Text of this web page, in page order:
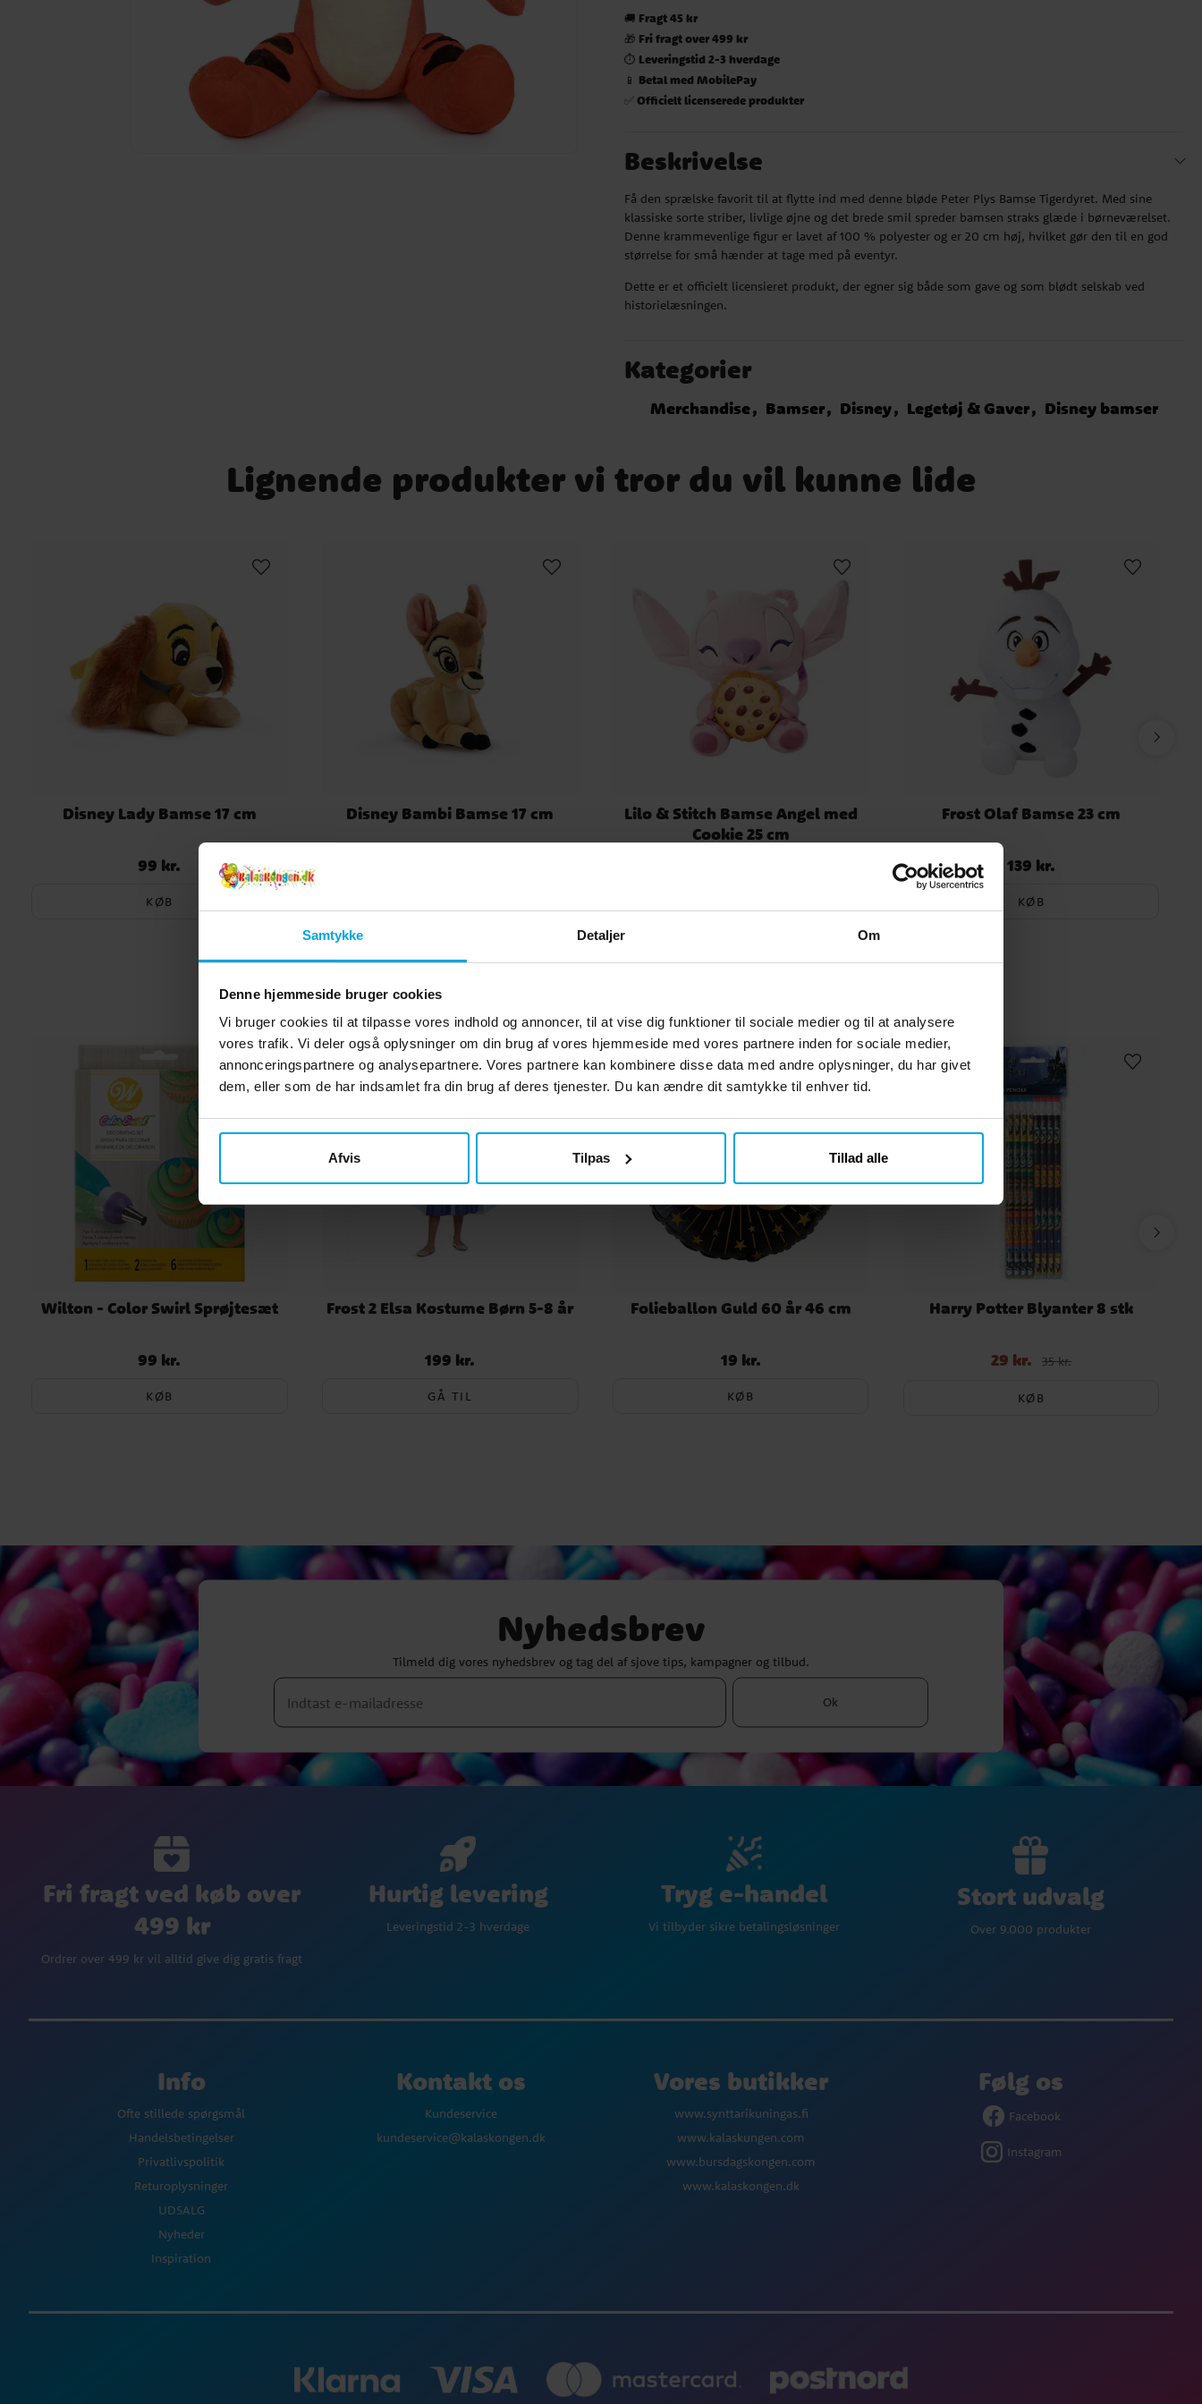
Samtykke Detaljer Om
Denne hjemmeside bruger cookies
Vi bruger cookies til at tilpasse vores indhold og annoncer, til at vise dig funktioner til sociale medier og til at analysere
vores trafik. Vi deler også oplysninger om din brug af vores hjemmeside med vores partnere inden for sociale medier,
annonceringspartnere og analysepartnere. Vores partnere kan kombinere disse data med andre oplysninger, du har givet
dem, eller som de har indsamlet fra din brug af deres tjenester. Du kan ændre dit samtykke til enhver tid.
Afvis Tilpas Tillad alle
🚚 Fragt 45 kr
🎁 Fri fragt over 499 kr
⏱️ Leveringstid 2-3 hverdage
📱 Betal med MobilePay
✅Officielt licenserede produkter
Beskrivelse
Få den sprælske favorit til at flytte ind med denne bløde Peter Plys Bamse Tigerdyret. Med sine
klassiske sorte striber, livlige øjne og det brede smil spreder bamsen straks glæde i børneværelset.
Denne krammevenlige figur er lavet af 100 % polyester og er 20 cm høj, hvilket gør den til en god
størrelse for små hænder at tage med på eventyr.
Dette er et officielt licensieret produkt, der egner sig både som gave og som blødt selskab ved
historielæsningen.
Kategorier
Merchandise Bamser Disney Legetøj & Gaver Disney bamser
Lignende produkter vi tror du vil kunne lide
Disney Lady Bamse 17 cm
Pris: 99 kr.
99 kr.
KØB
Disney Bambi Bamse 17 cm
Lilo & Stitch Bamse Angel med
Cookie 25 cm
Frost Olaf Bamse 23 cm
Pris:139 kr.
139 kr.
KØB
Andre købte også
Wilton - Color Swirl Sprøjtesæt
Pris: 99 kr.
99 kr.
KØB
Frost 2 Elsa Kostume Børn 5-8 år
Pris:199 kr.
199 kr.
GÅ TIL
Folieballon Guld 60 år 46 cm
Pris: 19 kr.
19 kr.
KØB
Harry Potter Blyanter 8 stk
29 kr. Tidligere pris
29 kr. 35 kr.
KØB
Nyhedsbrev
Tilmeld dig vores nyhedsbrev og tag del af sjove tips, kampagner og tilbud.
Ok
Fri fragt ved køb over
499 kr
Ordrer over 499 kr vil alltid give dig gratis fragt
Hurtig levering
Leveringstid 2-3 hverdage
Tryg e-handel
Vi tilbyder sikre betalingsløsninger
Stort udvalg
Over 9.000 produkter
Info
Ofte stillede spørgsmål
Handelsbetingelser
Privatlivspolitik
Returoplysninger
UDSALG
Nyheder
Inspiration
Kontakt os
Kundeservice
kundeservice@kalaskongen.dk
Vores butikker
www.synttarikuningas.fi
www.kalaskungen.com
www.bursdagskongen.com
www.kalaskongen.dk
Følg os
Facebook
Instagram